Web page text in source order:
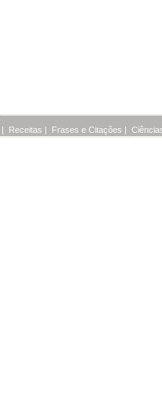
| Receitas | Frases e Citações |